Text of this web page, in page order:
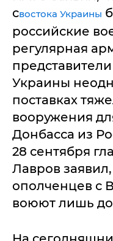
свостока Украины
российские
регулярная
Украины
поставках
вооружения
Донбасса из
28 сентября
Лавров
ополченцев с
воюют лишь